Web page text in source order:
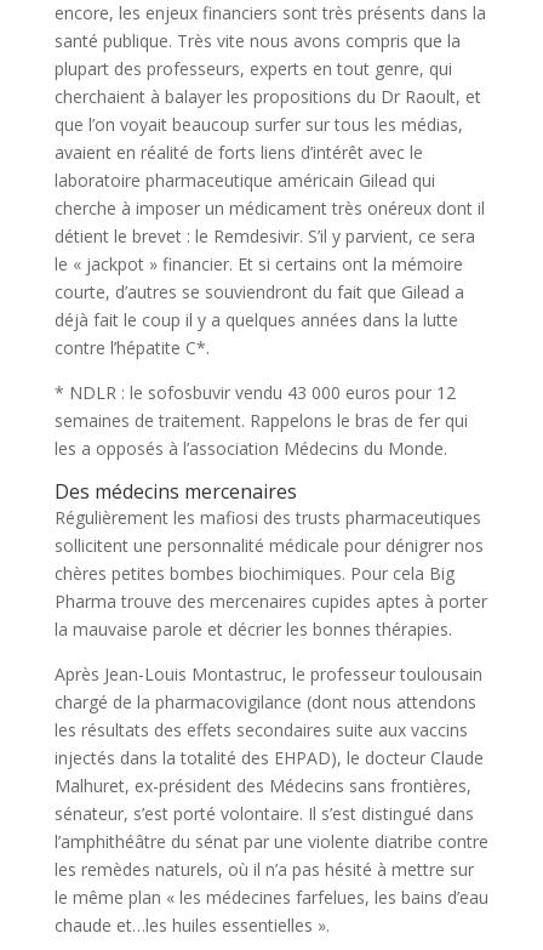
encore, les enjeux financiers sont très présents dans la
santé publique. Très vite nous avons compris que la
plupart des professeurs, experts en tout genre, qui
cherchaient à balayer les propositions du Dr Raoult, et
que l’on voyait beaucoup surfer sur tous les médias,
avaient en réalité de forts liens d’intérêt avec le
laboratoire pharmaceutique américain Gilead qui
cherche à imposer un médicament très onéreux dont il
détient le brevet : le Remdesivir. S’il y parvient, ce sera
le « jackpot » financier. Et si certains ont la mémoire
courte, d’autres se souviendront du fait que Gilead a
déjà fait le coup il y a quelques années dans la lutte
contre l’hépatite C*.
* NDLR : le sofosbuvir vendu 43 000 euros pour 12
semaines de traitement. Rappelons le bras de fer qui
les a opposés à l’association Médecins du Monde.
Des médecins mercenaires
Régulièrement les mafiosi des trusts pharmaceutiques
sollicitent une personnalité médicale pour dénigrer nos
chères petites bombes biochimiques. Pour cela Big
Pharma trouve des mercenaires cupides aptes à porter
la mauvaise parole et décrier les bonnes thérapies.
Après Jean-Louis Montastruc, le professeur toulousain
chargé de la pharmacovigilance (dont nous attendons
les résultats des effets secondaires suite aux vaccins
injectés dans la totalité des EHPAD), le docteur Claude
Malhuret, ex-président des Médecins sans frontières,
sénateur, s’est porté volontaire. Il s’est distingué dans
l’amphithéâtre du sénat par une violente diatribe contre
les remèdes naturels, où il n’a pas hésité à mettre sur
le même plan « les médecines farfelues, les bains d’eau
chaude et…les huiles essentielles ».